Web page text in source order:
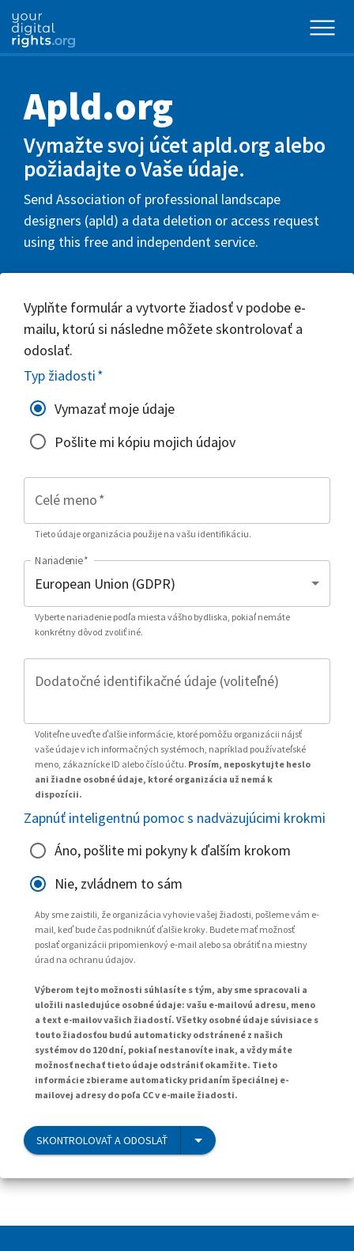
Apld.org
Vymažte svoj účet apld.org alebo
požiadajte o Vaše údaje.
Send Association of professional landscape
designers (apld) a data deletion or access request
using this free and independent service.
Vyplňte formulár a vytvorte žiadosť v podobe e-
mailu, ktorú si následne môžete skontrolovať a
odoslať.
Typ žiadosti*
Vymazať moje údaje
Pošlite mi kópiu mojich údajov
Celé meno*
Tieto údaje organizácia použije na vašu identifikáciu.
Nariadenie*
Vyberte nariadenie podľa miesta vášho bydliska, pokiaľ nemáte
konkrétny dôvod zvoliť iné.
Dodatočné identifikačné údaje (voliteľné)
Voliteľne uveďte ďalšie informácie, ktoré pomôžu organizácii nájsť
vaše údaje v ich informačných systémoch, napríklad používateľské
meno, zákaznícke ID alebo číslo účtu. Prosím, neposkytujte heslo
ani žiadne osobné údaje, ktoré organizácia už nemá k
dispozícii.
Zapnúť inteligentnú pomoc s nadväzujúcimi krokmi
Áno, pošlite mi pokyny k ďalším krokom
Nie, zvládnem to sám
Aby sme zaistili, že organizácia vyhovie vašej žiadosti, pošleme vám e-
mail, keď bude čas podniknúť ďalšie kroky. Budete mať možnosť
poslať organizácii pripomienkový e-mail alebo sa obrátiť na miestny
úrad na ochranu údajov.
Výberom tejto možnosti súhlasíte s tým, aby sme spracovali a
uložili nasledujúce osobné údaje: vašu e-mailovú adresu, meno
a text e-mailov vašich žiadostí. Všetky osobné údaje súvisiace s
touto žiadosťou budú automaticky odstránené z našich
systémov do 120 dní, pokiaľ nestanovíte inak, a vždy máte
možnosť nechať tieto údaje odstrániť okamžite. Tieto
informácie zbierame automaticky pridaním špeciálnej e-
mailovej adresy do poľa CC v e-maile žiadosti.
SKONTROLOVAŤ A ODOSLAŤ